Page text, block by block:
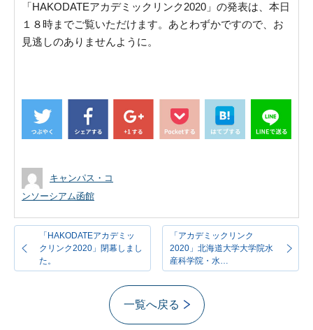
「HAKODATEアカデミックリンク2020」の発表は、本日
１８時までご覧いただけます。あとわずかですので、お
見逃しのありませんように。
キャンパス・コ
ンソーシアム函館
「HAKODATEアカデミッ
クリンク2020」閉幕しまし
た。
「アカデミックリンク
2020」北海道大学大学院水
産科学院・水…
一覧へ戻る